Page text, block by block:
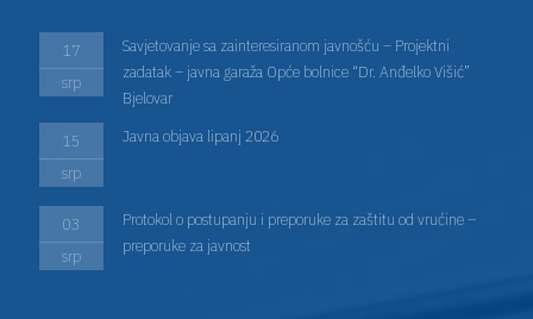
17
srp
Savjetovanje sa zainteresiranom javnošću – Projektni
zadatak – javna garaža Opće bolnice “Dr. Anđelko Višić”
Bjelovar
15
srp
Javna objava lipanj 2026
03
srp
Protokol o postupanju i preporuke za zaštitu od vrućine –
preporuke za javnost